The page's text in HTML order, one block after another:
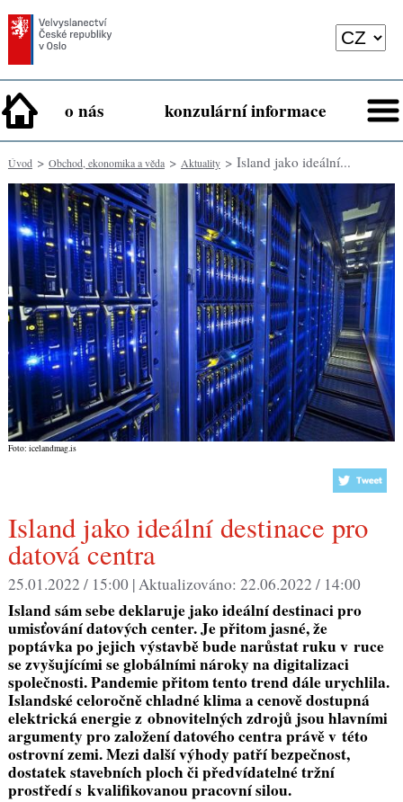
o nás konzulární informace
Úvod> Obchod, ekonomika a věda> Aktuality> Island jako ideální...
Foto: icelandmag.is
Island jako ideální destinace pro
datová centra
25.01.2022 / 15:00 |Aktualizováno: 22.06.2022 / 14:00
Island sám sebe deklaruje jako ideální destinaci pro
umisťování datových center. Je přitom jasné, že
poptávka po jejich výstavbě bude narůstat ruku v ruce
se zvyšujícími se globálními nároky na digitalizaci
společnosti. Pandemie přitom tento trend dále urychlila.
Islandské celoročně chladné klima a cenově dostupná
elektrická energie z obnovitelných zdrojů jsou hlavními
argumenty pro založení datového centra právě v této
ostrovní zemi. Mezi další výhody patří bezpečnost,
dostatek stavebních ploch či předvídatelné tržní
prostředí s kvalifikovanou pracovní silou.